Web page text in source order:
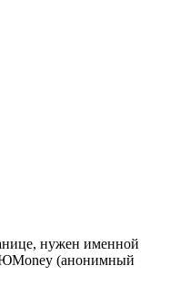
нужен именной
(анонимный